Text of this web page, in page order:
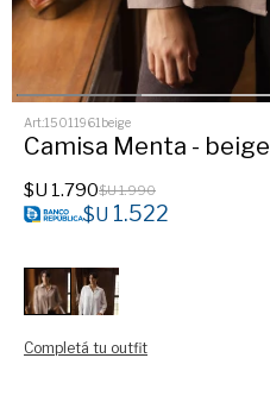
15011961beige
Camisa Menta - beige
$U 1.790$U1.990
$U 1.522
Completá tu outfit